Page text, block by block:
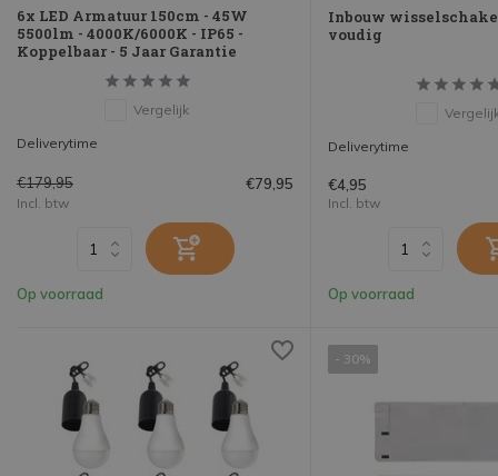
6x LED Armatuur 150cm - 45W
5500lm - 4000K/6000K - IP65 -
Koppelbaar - 5 Jaar Garantie
Vergelijk
Deliverytime
€179,95 €79,95
Incl. btw
Op voorraad
Inbouw
voudig
Deliverytime
€4,95
Incl. btw
Op voorraad
- 30%